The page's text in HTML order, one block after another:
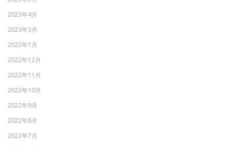
2023年4月
2023年3月
2023年1月
2022年12月
2022年11月
2022年10月
2022年9月
2022年8月
2022年7月